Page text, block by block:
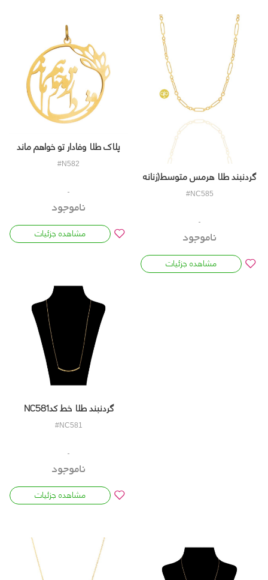
گردنبند طلا هرمس متوسط(زنانه
و مردانه) کدNC585
#NC585
ناموجود
مشاهده جزئیات
پلاک طلا وفادار تو خواهم ماند
کدN582#N582
ناموجود
مشاهده جزئیات
گردنبند طلا خط کدNC581
#NC581
ناموجود
مشاهده جزئیات